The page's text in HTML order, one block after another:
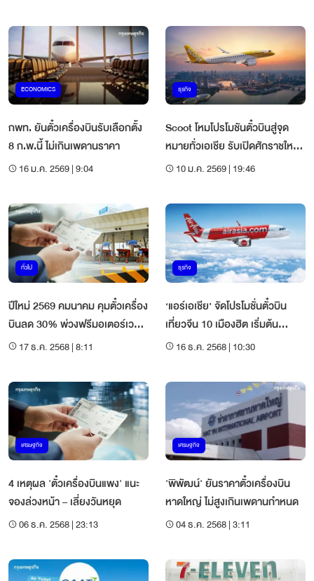
ECONOMICS
กพท. ยันตั๋วเครื่องบินรับเลือกตั้ง
8 ก.พ.นี้ ไม่เกินเพดานราคา
16 ม.ค. 2569 | 9:04
ธุรกิจ
Scoot โหมโปรโมชันตั๋วบินสู่จุด
หมายทั่วเอเชีย รับเปิดศักราชใหม่ปี
2569 เริ่มต้น 1,420 บาท/เที่ยว
10 ม.ค. 2569 | 19:46
ทั่วไป
ปีใหม่ 2569 คมนาคม คุมตั๋วเครื่อง
บินลด 30% พ่วงฟรีมอเตอร์เวย์ 7
วัน17 ธ.ค. 2568 | 8:11
ธุรกิจ
‘แอร์เอเชีย’ จัดโปรโมชั่นตั๋วบิน
เที่ยวจีน 10 เมืองฮิต เริ่มต้น
2,026 บาท/เที่ยว
16 ธ.ค. 2568 | 10:30
เศรษฐกิจ
4 เหตุผล 'ตั๋วเครื่องบินแพง' แนะ
จองล่วงหน้า – เลี่ยงวันหยุด
06 ธ.ค. 2568 | 23:13
เศรษฐกิจ
'พิพัฒน์' ยันราคาตั๋วเครื่องบิน
หาดใหญ่ ไม่สูงเกินเพดานกำหนด
04 ธ.ค. 2568 | 3:11